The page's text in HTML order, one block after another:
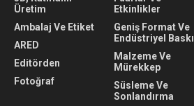
Üretim
Ambalaj Ve Etiket
ARED
Editörden
Fotoğraf
Etkinlikler
Geniş Format Ve
Endüstriyel Baskı
Malzeme Ve
Mürekkep
Süsleme Ve
Sonlandırma